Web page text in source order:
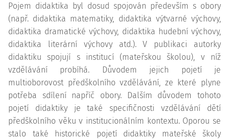
Pojem didaktika byl dosud spojován především s obory
(např. didaktika matematiky, didaktika výtvarné výchovy,
didaktika dramatické výchovy, didaktika hudební výchovy,
didaktika literární výchovy atd.). V publikaci autorky
didaktiku spojují s institucí (mateřskou školou), v níž
vzdělávání probíhá. Důvodem jejich pojetí je
multioborovost předškolního vzdělávání, ze které plyne
potřeba sdílení napříč obory. Dalším důvodem tohoto
pojetí didaktiky je také specifičnosti vzdělávání dětí
předškolního věku v institucionálním kontextu. Oporou se
stalo také historické pojetí didaktiky mateřské školy